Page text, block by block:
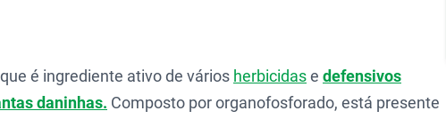
é ingrediente ativo de vários herbicidase defensivos
daninhas. Composto por organofosforado, está presente